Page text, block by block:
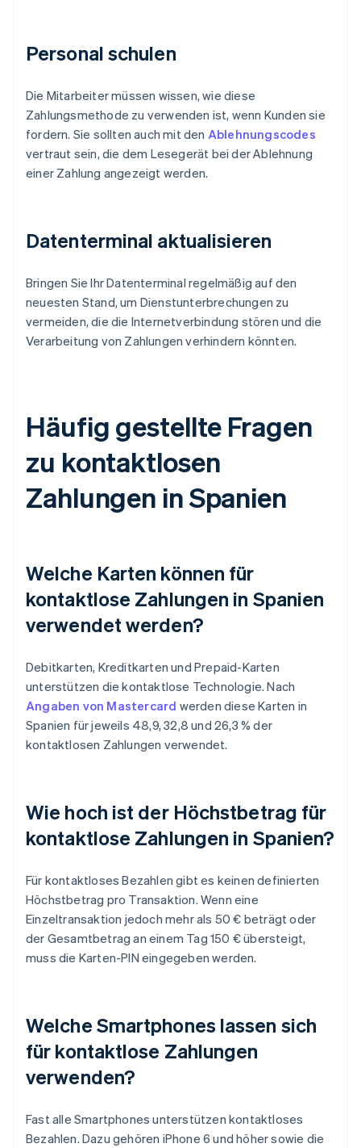
Personal schulen
Die Mitarbeiter müssen wissen, wie diese
Zahlungsmethode zu verwenden ist, wenn Kunden sie
fordern. Sie sollten auch mit den Ablehnungscodes
vertraut sein, die dem Lesegerät bei der Ablehnung
einer Zahlung angezeigt werden.
Datenterminal aktualisieren
Bringen Sie Ihr Datenterminal regelmäßig auf den
neuesten Stand, um Dienstunterbrechungen zu
vermeiden, die die Internetverbindung stören und die
Verarbeitung von Zahlungen verhindern könnten.
Häufig gestellte Fragen
zu kontaktlosen
Zahlungen in Spanien
Welche Karten können für
kontaktlose Zahlungen in Spanien
verwendet werden?
Debitkarten, Kreditkarten und Prepaid-Karten
unterstützen die kontaktlose Technologie. Nach
Angaben von Mastercard werden diese Karten in
Spanien für jeweils 48,9, 32,8 und 26,3 % der
kontaktlosen Zahlungen verwendet.
Wie hoch ist der Höchstbetrag für
kontaktlose Zahlungen in Spanien?
Für kontaktloses Bezahlen gibt es keinen definierten
Höchstbetrag pro Transaktion. Wenn eine
Einzeltransaktion jedoch mehr als 50 € beträgt oder
der Gesamtbetrag an einem Tag 150 € übersteigt,
muss die Karten-PIN eingegeben werden.
Welche Smartphones lassen sich
für kontaktlose Zahlungen
verwenden?
Fast alle Smartphones unterstützen kontaktloses
Bezahlen. Dazu gehören iPhone 6 und höher sowie die